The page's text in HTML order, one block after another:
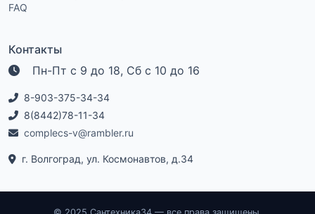
FAQ
Контакты
Пн-Пт с 9 до 18, Сб с 10 до 16
8-903-375-34-34
8(8442)78-11-34
complecs-v@rambler.ru
г. Волгоград, ул. Космонавтов, д.34